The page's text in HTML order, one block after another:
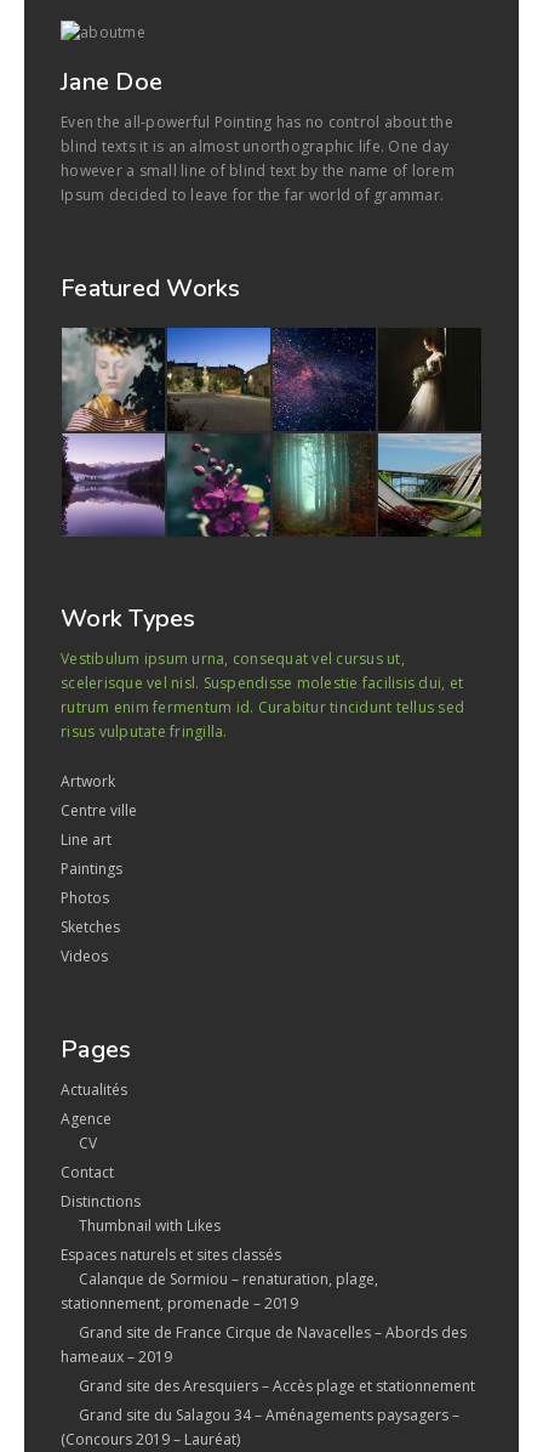
Jane Doe
Even the all-powerful Pointing has no control about the
blind texts it is an almost unorthographic life. One day
however a small line of blind text by the name of lorem
Ipsum decided to leave for the far world of grammar.
Featured Works
Work Types
Vestibulum ipsum urna, consequat vel cursus ut,
scelerisque vel nisl. Suspendisse molestie facilisis dui, et
rutrum enim fermentum id. Curabitur tincidunt tellus sed
risus vulputate fringilla.
Artwork
Centre ville
Line art
Paintings
Photos
Sketches
Videos
Pages
Actualités
Agence
CV
Contact
Distinctions
Thumbnail with Likes
Espaces naturels et sites classés
Calanque de Sormiou – renaturation, plage,
stationnement, promenade – 2019
Grand site de France Cirque de Navacelles – Abords des
hameaux – 2019
Grand site des Aresquiers – Accès plage et stationnement
Grand site du Salagou 34 – Aménagements paysagers –
(Concours 2019 – Lauréat)